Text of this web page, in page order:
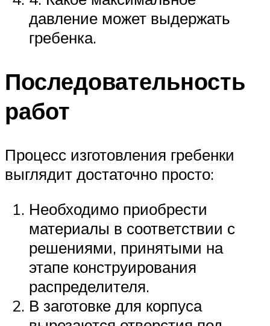
давление может выдержать
гребенка.
Последовательность
работ
Процесс изготовления гребенки
выглядит достаточно просто:
Необходимо приобрести
материалы в соответствии с
решениями, принятыми на
этапе конструирования
распределителя.
В заготовке для корпуса